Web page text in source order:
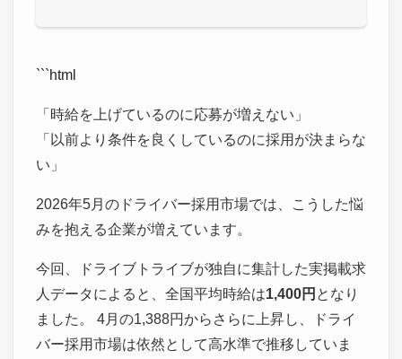
```html
「時給を上げているのに応募が増えない」
「以前より条件を良くしているのに採用が決まらな
い」
2026年5月のドライバー採用市場では、こうした悩
みを抱える企業が増えています。
今回、ドライブトライブが独自に集計した実掲載求
人データによると、全国平均時給は1,400円 となり
ました。 4月の1,388円からさらに上昇し、ドライ
バー採用市場は依然として高水準で推移していま